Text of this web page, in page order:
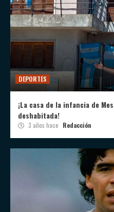
DEPORTES
¡La casa de la infancia de
deshabitada!
3 años hace Redacción